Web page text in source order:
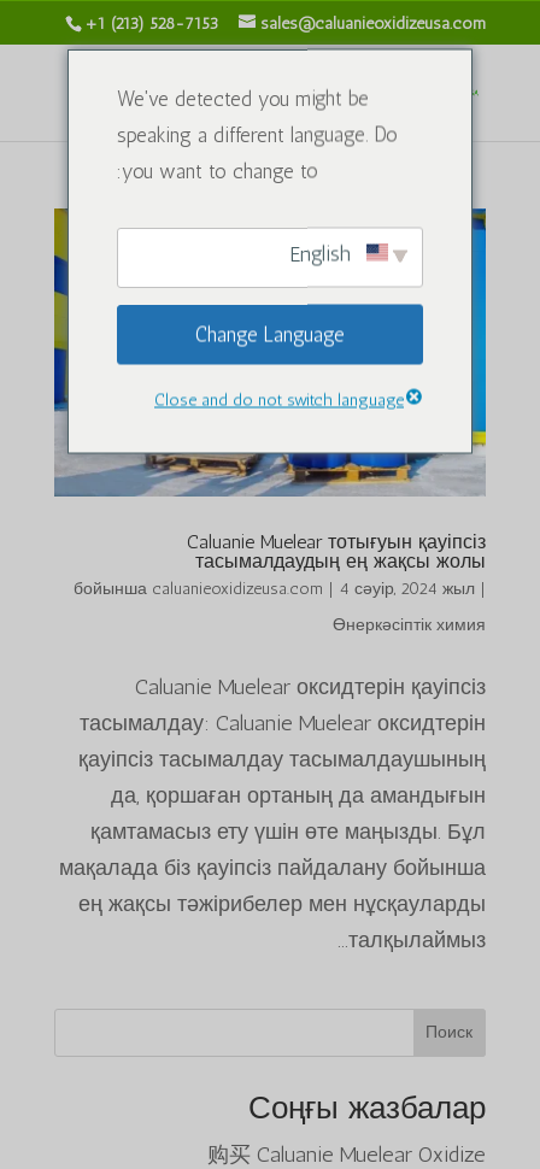
+1 (213) 528-7153 sales@caluanieoxidizeusa.com
Caluanie Muelear тотығуын қауіпсіз
тасымалдаудың ең жақсы жолы
бойынша caluanieoxidizeusa.com | 4 сәуір, 2024 жыл |
Өнеркәсіптік химия
Caluanie Muelear оксидтерін қауіпсіз
тасымалдау: Caluanie Muelear оксидтерін
қауіпсіз тасымалдау тасымалдаушының
да, қоршаған ортаның да амандығын
қамтамасыз ету үшін өте маңызды. Бұл
мақалада біз қауіпсіз пайдалану бойынша
ең жақсы тәжірибелер мен нұсқауларды
талқылаймыз...
Поиск
Соңғы жазбалар
购买 Caluanie Muelear Oxidize
We've detected you might be
speaking a different language. Do
you want to change to:
Change Language
Close and do not switch language